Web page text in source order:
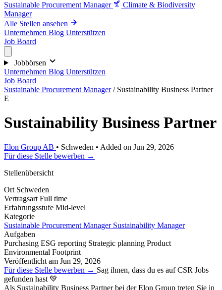
Sustainable Procurement Manager
Climate & Biodiversity
Manager
Alle Stellen ansehen
Unternehmen Blog Unterstützen
Job Board
Jobbörsen
Unternehmen Blog Unterstützen
Job Board
Sustainable Procurement Manager / Sustainability Business Partner
E
Sustainability Business Partner
Elon Group AB • Schweden • Added on Jun 29, 2026
Für diese Stelle bewerben →
Stellenübersicht
Ort Schweden
Vertragsart Full time
Erfahrungsstufe Mid-level
Kategorie
Sustainable Procurement Manager Sustainability Manager
Aufgaben
Purchasing ESG reporting Strategic planning Product
Environmental Footprint
Veröffentlicht am Jun 29, 2026
Für diese Stelle bewerben → Sag ihnen, dass du es auf CSR Jobs
gefunden hast 💚
Als Sustainability Business Partner bei der Elon Group treten Sie in